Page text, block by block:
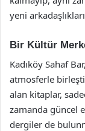
yeni
Bir Kültür
Kadıköy Sahaf
atmosferle
alan kitaplar,
zamanda güncel
dergiler de